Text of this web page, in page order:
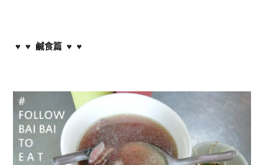
♥ ♥ 鹹食篇 ♥ ♥